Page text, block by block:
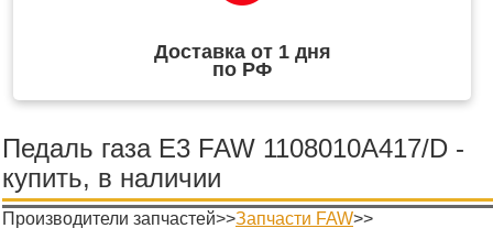
Доставка от 1 дня
по РФ
Педаль газа Е3 FAW 1108010A417/D -
купить, в наличии
Производители запчастей>>Запчасти FAW>>